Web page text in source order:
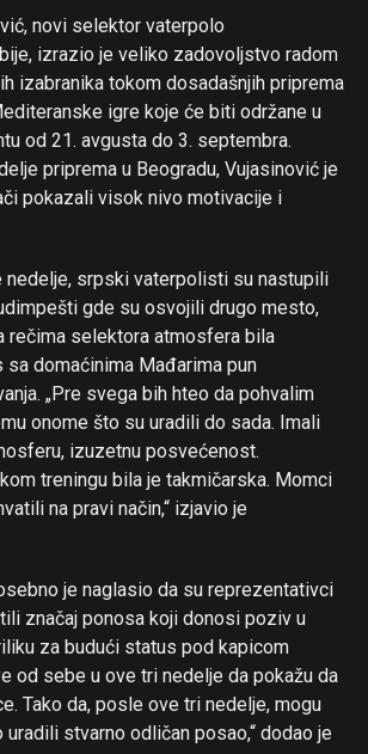
novi selektor vaterpolo
izrazio je veliko zadovoljstvo radom
izabranika tokom dosadašnjih priprema
igre koje će biti održane u
od 21. avgusta do 3. septembra.
priprema u Beogradu, Vujasinović je
pokazali visok nivo motivacije i
nedelje, srpski vaterpolisti su nastupili
gde su osvojili drugo mesto,
rečima selektora atmosfera bila
sa domaćinima Mađarima pun
„Pre svega bih hteo da pohvalim
onome što su uradili do sada. Imali
izuzetnu posvećenost.
treningu bila je takmičarska. Momci
na pravi način,“ izjavio je
je naglasio da su reprezentativci
značaj ponosa koji donosi poziv u
za budući status pod kapicom
od sebe u ove tri nedelje da pokažu da
Tako da, posle ove tri nedelje, mogu
uradili stvarno odličan posao,“ dodao je
Flipboard